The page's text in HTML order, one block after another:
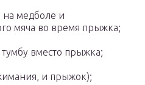
медболе и
мяча во время прыжка;
вместо прыжка;
и прыжок);